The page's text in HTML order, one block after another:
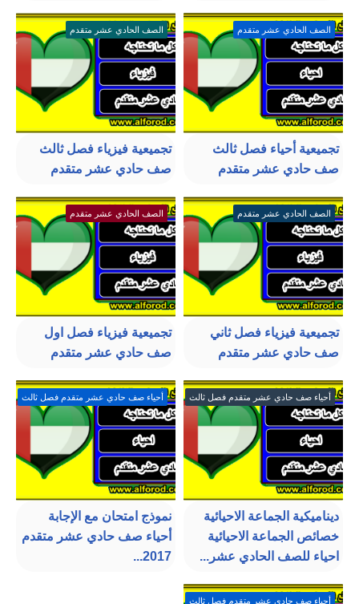
الصف الحادي عشر متقدم
تجميعية أحياء فصل ثالث
صف حادي عشر متقدم
الصف الحادي عشر متقدم
تجميعية فيزياء فصل ثالث
صف حادي عشر متقدم
الصف الحادي عشر متقدم
تجميعية فيزياء فصل ثاني
صف حادي عشر متقدم
الصف الحادي عشر متقدم
تجميعية فيزياء فصل اول
صف حادي عشر متقدم
أحياء صف حادي عشر متقدم فصل ثالث
ديناميكية الجماعة الاحيائية
خصائص الجماعة الاحيائية
احياء للصف الحادي عشر...
أحياء صف حادي عشر متقدم فصل ثالث
نموذج امتحان مع الإجابة
أحياء صف حادي عشر متقدم
2017...
أحياء صف حادي عشر متقدم فصل ثالث